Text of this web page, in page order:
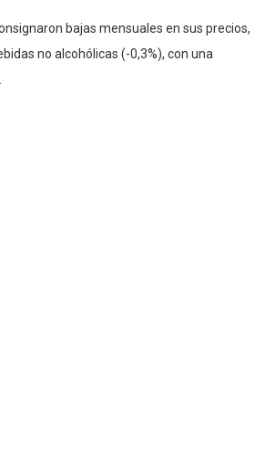
bajas mensuales en sus precios,
no alcohólicas (-0,3%), con una